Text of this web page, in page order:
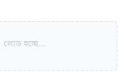
লোড হচ্ছে...